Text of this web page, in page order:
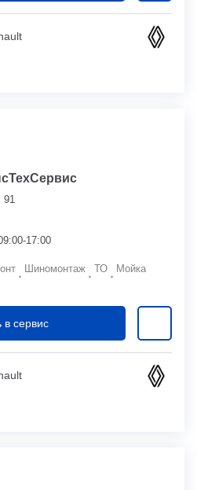
17:00
Шиномонтаж ТО Мойка
в сервис